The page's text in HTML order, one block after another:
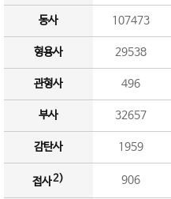
동사 107473
형용사 29538
관형사 496
부사 32657
감탄사 1959
접사2) 906